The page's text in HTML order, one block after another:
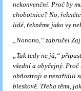
nekonvenční. Proč by
chobotnice? No,
lidé, řekněme jako vy
„Nonono,“ zabručel
„Tak tedy ne já,“
všední a obyčejný.
ohňostroji a nezařídili si
bleskově. Třeba těmi,